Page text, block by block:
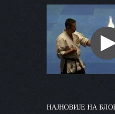
НАЈНОВИЈЕ НА